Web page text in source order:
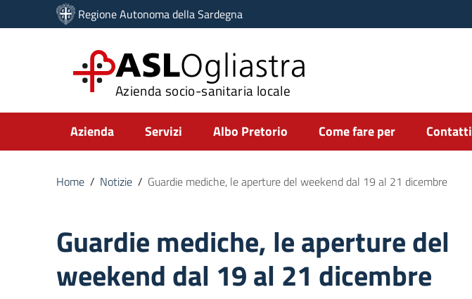
Vai ai contenuti
Vai al menu di navigazione
Regione Autonoma della Sardegna
ASLOgliastra
Azienda socio-sanitaria locale
Submenu
Azienda Servizi Albo Pretorio Come fare per Contatti
Home / Notizie / Guardie mediche, le aperture del weekend dal 19 al 21 dicembre
Guardie mediche, le aperture del
weekend dal 19 al 21 dicembre